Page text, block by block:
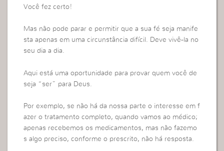
Você fez certo!
Mas não pode parar e permitir que a sua fé seja manife
sta apenas em uma circunstância difícil. Deve vivê-la no
seu dia a dia.
Aqui está uma oportunidade para provar quem você de
seja “ser” para Deus.
Por exemplo, se não há da nossa parte o interesse em f
azer o tratamento completo, quando vamos ao médico;
apenas recebemos os medicamentos, mas não fazemo
s algo preciso, conforme o prescrito, não há resposta.